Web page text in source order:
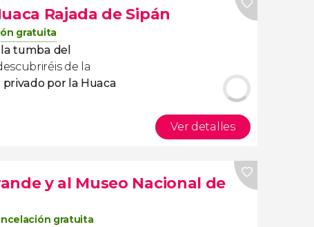
Rajada de Sipán
gratuita
tumba del
de la
por la Huaca
Ver detalles
y al Museo Nacional de
gratuita